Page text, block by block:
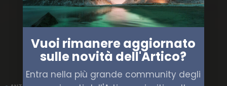
Vuoi rimanere aggiornato
sulle novità dell'Artico?
Entra nella più grande community degli